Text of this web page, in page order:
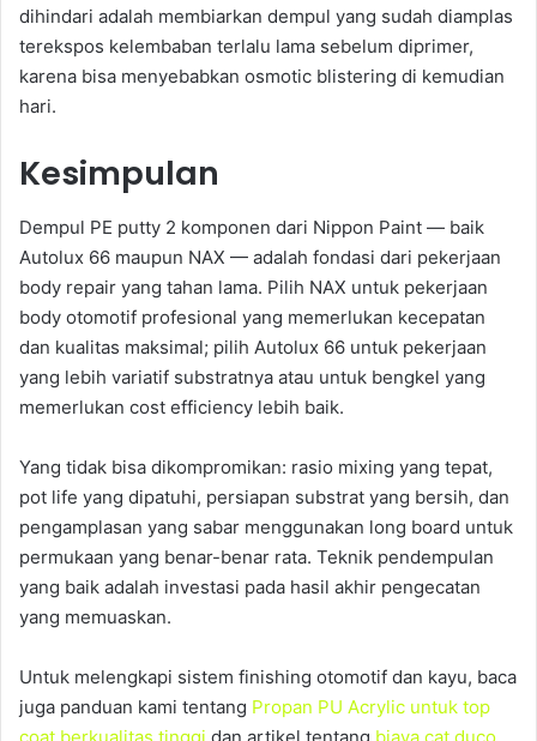
dihindari adalah membiarkan dempul yang sudah diamplas
terekspos kelembaban terlalu lama sebelum diprimer,
karena bisa menyebabkan osmotic blistering di kemudian
hari.
Kesimpulan
Dempul PE putty 2 komponen dari Nippon Paint — baik
Autolux 66 maupun NAX — adalah fondasi dari pekerjaan
body repair yang tahan lama. Pilih NAX untuk pekerjaan
body otomotif profesional yang memerlukan kecepatan
dan kualitas maksimal; pilih Autolux 66 untuk pekerjaan
yang lebih variatif substratnya atau untuk bengkel yang
memerlukan cost efficiency lebih baik.
Yang tidak bisa dikompromikan: rasio mixing yang tepat,
pot life yang dipatuhi, persiapan substrat yang bersih, dan
pengamplasan yang sabar menggunakan long board untuk
permukaan yang benar-benar rata. Teknik pendempulan
yang baik adalah investasi pada hasil akhir pengecatan
yang memuaskan.
Untuk melengkapi sistem finishing otomotif dan kayu, baca
juga panduan kami tentang Propan PU Acrylic untuk top
coat berkualitas tinggi dan artikel tentang biaya cat duco